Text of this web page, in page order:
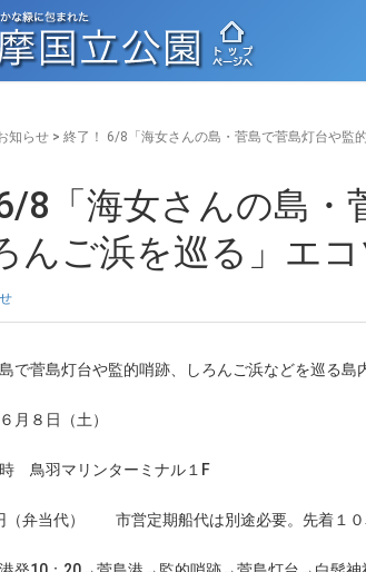
知らせ > 終了！ 6/8「海女さんの島・菅島で菅島灯台や監
8「海女さんの島・
んご浜を巡る」エ
で菅島灯台や監的哨跡、しろんご浜などを巡る島
月８日（土）
時 鳥羽マリンターミナル１F
（弁当代） 市営定期船代は別途必要。先着１０